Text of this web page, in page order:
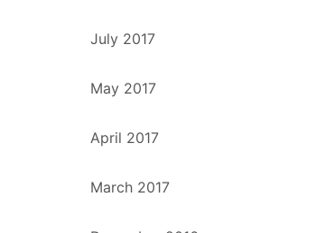
July 2017
May 2017
April 2017
March 2017